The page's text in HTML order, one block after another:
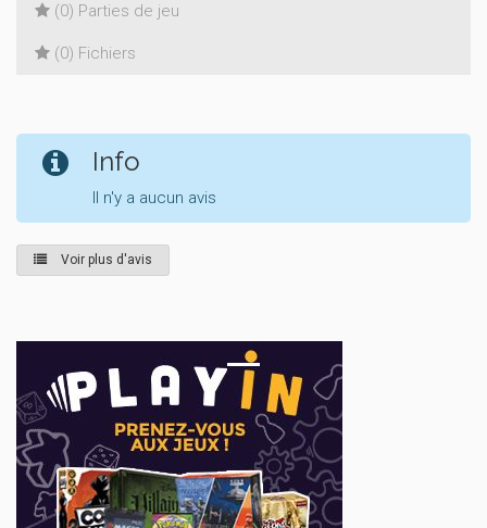
(0) Parties de jeu
(0) Fichiers
Info
Il n'y a aucun avis
Voir plus d'avis